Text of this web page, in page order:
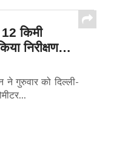
किमी
निरीक्षण…
ने गुरुवार को दिल्ली-